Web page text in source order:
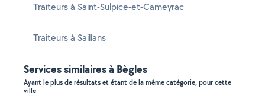
Traiteurs à Saint-Sulpice-et-Cameyrac
Traiteurs à Saillans
Services similaires à Bègles
Ayant le plus de résultats et étant de la même catégorie, pour cette
ville